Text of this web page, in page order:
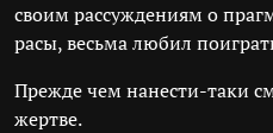
своим рассуждениям о
расы, весьма любил
Прежде чем нанести-таки
жертве.